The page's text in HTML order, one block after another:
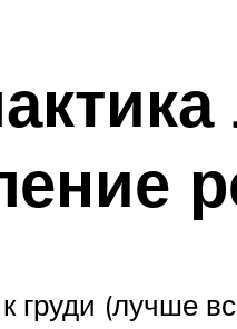
(лучше